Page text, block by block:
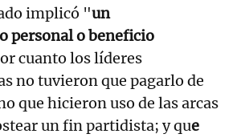
implicó "un
personal o beneficio
cuanto los líderes
no tuvieron que pagarlo de
que hicieron uso de las arcas
un fin partidista; y que